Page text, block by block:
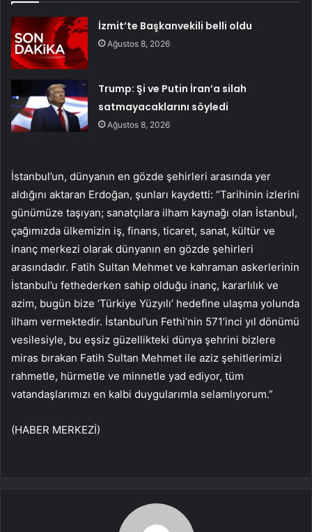
İzmit’te Başkanvekili belli oldu
Ağustos 8, 2026
Trump: Şi ve Putin İran’a silah
satmayacaklarını söyledi
Ağustos 8, 2026
İstanbul’un, dünyanın en gözde şehirleri arasında yer
aldığını aktaran Erdoğan, şunları kaydetti: “Tarihinin izlerini
günümüze taşıyan; sanatçılara ilham kaynağı olan İstanbul,
çağımızda ülkemizin iş, finans, ticaret, sanat, kültür ve
inanç merkezi olarak dünyanın en gözde şehirleri
arasındadır. Fatih Sultan Mehmet ve kahraman askerlerinin
İstanbul’u fethederken sahip olduğu inanç, kararlılık ve
azim, bugün bize ‘Türkiye Yüzyılı’ hedefine ulaşma yolunda
ilham vermektedir. İstanbul’un Fethi’nin 571’inci yıl dönümü
vesilesiyle, bu eşsiz güzellikteki dünya şehrini bizlere
miras bırakan Fatih Sultan Mehmet ile aziz şehitlerimizi
rahmetle, hürmetle ve minnetle yad ediyor, tüm
vatandaşlarımızı en kalbi duygularımla selamlıyorum.”
(HABER MERKEZİ)